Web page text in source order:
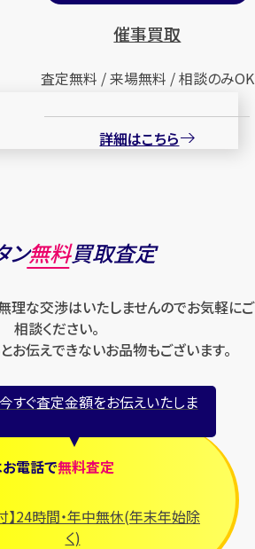
催事買取
査定無料 / 来場無料 / 相談のみOK
詳細はこちら
ン無料買取査定
理な交渉はいたしませんのでお気軽にご
相談ください。
お伝えできないお品物もございます。
今すぐ査定金額をお伝えいたしま
お電話で無料査定
】24時間・年中無休(年末年始除
く)